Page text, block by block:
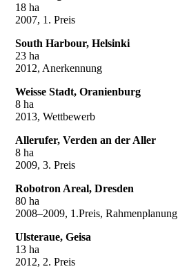
18 ha
2007, 1. Preis
South Harbour, Helsinki
23 ha
2012, Anerkennung
Weisse Stadt, Oranienburg
8 ha
2013, Wettbewerb
Allerufer, Verden an der Aller
8 ha
2009, 3. Preis
Robotron Areal, Dresden
80 ha
2008–2009, 1.Preis, Rahmenplanung
Ulsteraue, Geisa
13 ha
2012, 2. Preis